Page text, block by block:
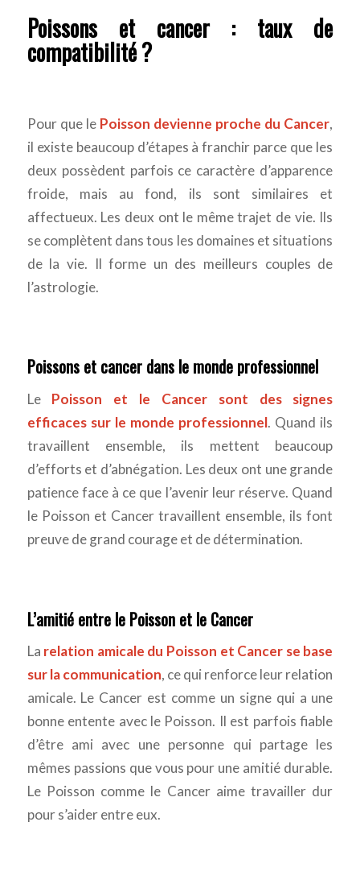
Poissons et cancer : taux de
compatibilité ?
Pour que le Poisson devienne proche du Cancer,
il existe beaucoup d’étapes à franchir parce que les
deux possèdent parfois ce caractère d’apparence
froide, mais au fond, ils sont similaires et
affectueux. Les deux ont le même trajet de vie. Ils
se complètent dans tous les domaines et situations
de la vie. Il forme un des meilleurs couples de
l’astrologie.
Poissons et cancer dans le monde professionnel
Le Poisson et le Cancer sont des signes
efficaces sur le monde professionnel. Quand ils
travaillent ensemble, ils mettent beaucoup
d’efforts et d’abnégation. Les deux ont une grande
patience face à ce que l’avenir leur réserve. Quand
le Poisson et Cancer travaillent ensemble, ils font
preuve de grand courage et de détermination.
L’amitié entre le Poisson et le Cancer
La relation amicale du Poisson et Cancer se base
sur la communication, ce qui renforce leur relation
amicale. Le Cancer est comme un signe qui a une
bonne entente avec le Poisson. Il est parfois fiable
d’être ami avec une personne qui partage les
mêmes passions que vous pour une amitié durable.
Le Poisson comme le Cancer aime travailler dur
pour s’aider entre eux.